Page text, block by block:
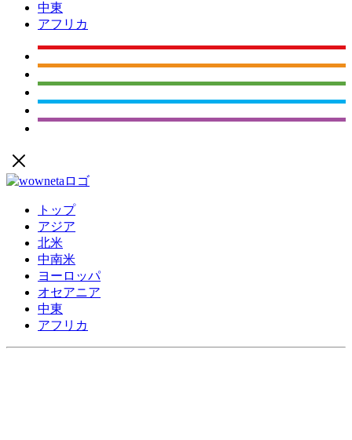
中東
アフリカ
トップ
アジア
北米
中南米
ヨーロッパ
オセアニア
中東
アフリカ